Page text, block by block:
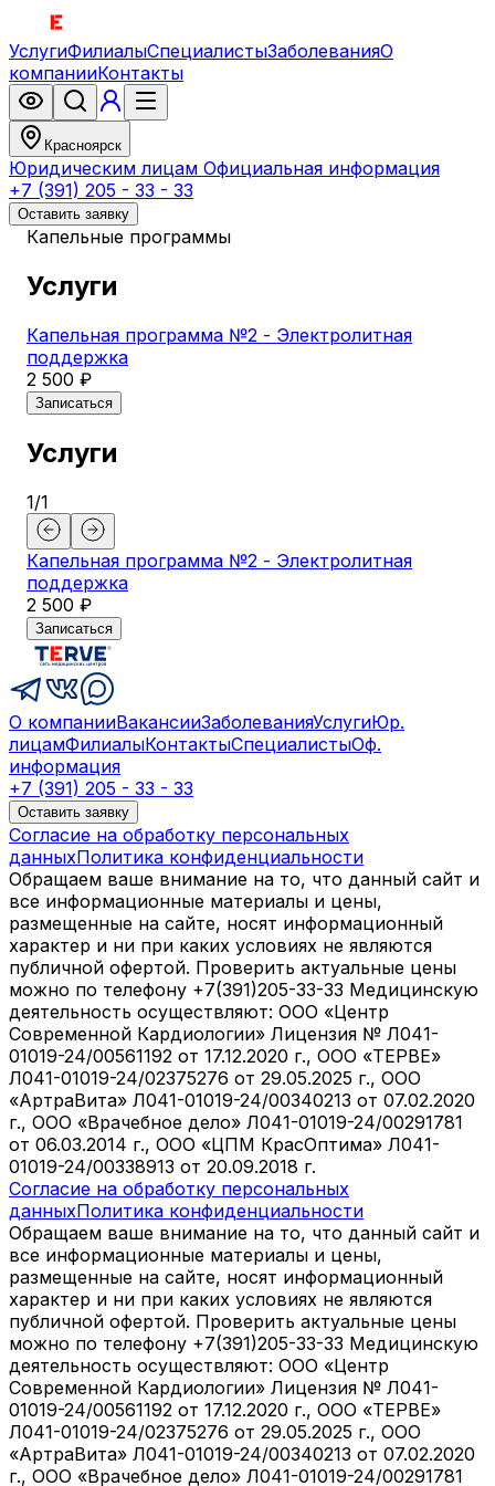
УслугиФилиалыСпециалистыЗаболеванияО
компанииКонтакты
Красноярск
Юридическим лицам Официальная информация
+7 (391) 205 - 33 - 33
Оставить заявку
Капельные программы
Услуги
Капельная программа №2 - Электролитная
поддержка
2 500 ₽
Записаться
Услуги
1/1
Капельная программа №2 - Электролитная
поддержка
2 500 ₽
Записаться
О компанииВакансииЗаболеванияУслугиЮр.
лицамФилиалыКонтактыСпециалистыОф.
информация
+7 (391) 205 - 33 - 33
Оставить заявку
Согласие на обработку персональных
данныхПолитика конфиденциальности
Обращаем ваше внимание на то, что данный сайт и
все информационные материалы и цены,
размещенные на сайте, носят информационный
характер и ни при каких условиях не являются
публичной офертой. Проверить актуальные цены
можно по телефону +7(391)205-33-33 Медицинскую
деятельность осуществляют: ООО «Центр
Современной Кардиологии» Лицензия № Л041-
01019-24/00561192 от 17.12.2020 г., ООО «ТЕРВЕ»
Л041-01019-24/02375276 от 29.05.2025 г., ООО
«АртраВита» Л041-01019-24/00340213 от 07.02.2020
г., ООО «Врачебное дело» Л041-01019-24/00291781
от 06.03.2014 г., ООО «ЦПМ КрасОптима» Л041-
01019-24/00338913 от 20.09.2018 г.
Согласие на обработку персональных
данныхПолитика конфиденциальности
Обращаем ваше внимание на то, что данный сайт и
все информационные материалы и цены,
размещенные на сайте, носят информационный
характер и ни при каких условиях не являются
публичной офертой. Проверить актуальные цены
можно по телефону +7(391)205-33-33 Медицинскую
деятельность осуществляют: ООО «Центр
Современной Кардиологии» Лицензия № Л041-
01019-24/00561192 от 17.12.2020 г., ООО «ТЕРВЕ»
Л041-01019-24/02375276 от 29.05.2025 г., ООО
«АртраВита» Л041-01019-24/00340213 от 07.02.2020
г., ООО «Врачебное дело» Л041-01019-24/00291781